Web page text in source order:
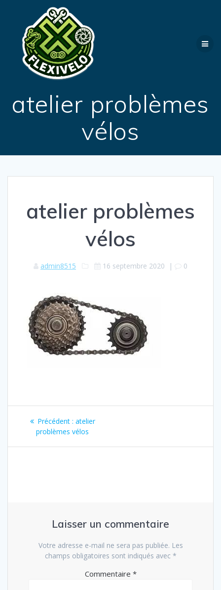
atelier problèmes
vélos
atelier problèmes
vélos
admin8515 16 septembre 2020 | 0
Navigation
Précédent : Article
précédent
atelier
problèmes vélos
Laisser un commentaire
Votre adresse e-mail ne sera pas publiée. Les
champs obligatoires sont indiqués avec *
Commentaire *